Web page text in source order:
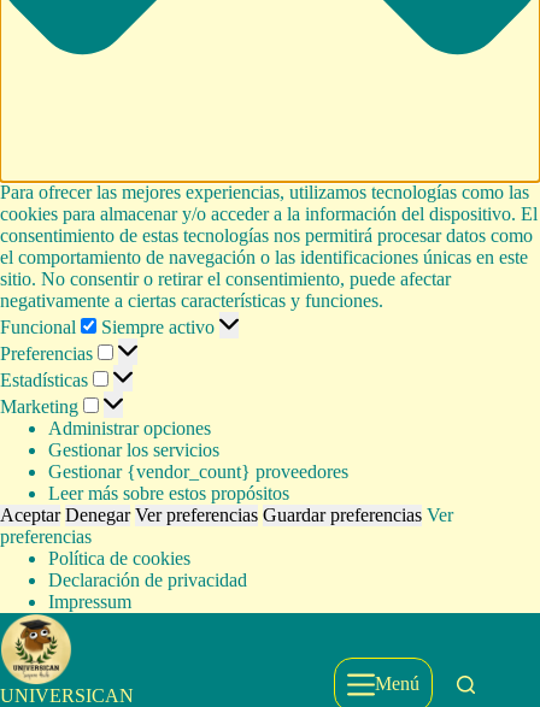
Para ofrecer las mejores experiencias, utilizamos tecnologías como las
cookies para almacenar y/o acceder a la información del dispositivo. El
consentimiento de estas tecnologías nos permitirá procesar datos como
el comportamiento de navegación o las identificaciones únicas en este
sitio. No consentir o retirar el consentimiento, puede afectar
negativamente a ciertas características y funciones.
Funcional
Funcional
Siempre activo
Preferencias
Preferencias
Estadísticas Estadísticas
Marketing Marketing
Administrar opciones
Gestionar los servicios
Gestionar {vendor_count} proveedores
Leer más sobre estos propósitos
Aceptar Denegar Ver preferencias Guardar preferencias Ver
preferencias
Política de cookies
Declaración de privacidad
Impressum
Saltar
al
contenido
UNIVERSICAN
Menú